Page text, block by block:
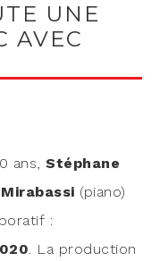
UNE
AVEC
ans, Sté­phane
(pia­no)
:
. La pro­duc­tion